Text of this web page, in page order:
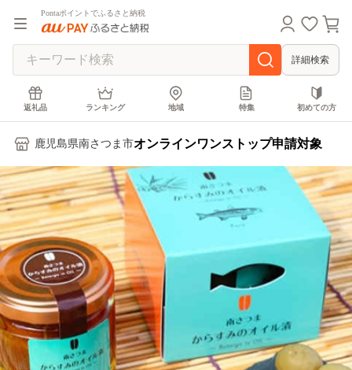
Pontaポイントでふるさと納税
詳細検索
返礼品 ランキング 地域 特集 初めての方
鹿児島県南さつま市オンラインワンストップ申請対象